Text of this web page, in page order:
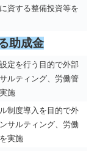
資する整備投資等を
助成金
定を行う目的で外部
ルティング、労働管
施
制度導入を目的で外
サルティング、労働
実施